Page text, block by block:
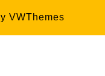
VWThemes